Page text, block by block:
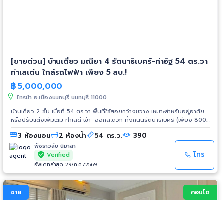
[ขายด่วน] บ้านเดี่ยว มณียา 4 รัตนาธิเบศร์-ท่าอิฐ 54 ตร.วา
ทำเลเด่น ใกล้รถไฟฟ้า เพียง 5 ลบ.!
฿5,000,000
ไทรม้า อ.เมืองนนทบุรี นนทบุรี 11000
บ้านเดี่ยว 2 ชั้น เนื้อที่ 54 ตร.วา พื้นที่ใช้สอยกว้างขวาง เหมาะสำหรับอยู่อาศัย
หรือปรับแต่งเพิ่มเติม ทำเลดี เข้า–ออกสะดวก ทั้งถนนรัตนาธิเบศร์ (เพียง 800
ม.) และถนนรัตนาธิเบศร์–ท่าอิฐ (1.2 กม.) 🌟 จุดเด่นทำเล ใกล้ MRT สายสีม่วง :
🚉 สถานีไทรม้า เพียง 1.1 กม. 🚉 สถานีท่าอิฐ เพียง 1.5 กม. รายล้อมด้วยสิ่ง
อำนวยความสะดวกครบครัน เช่น 🛍 ห้างสรรพสินค้า เซ็นทรัล เวสต์เกต 2.2 กม.
🏫 สถานศึกษา และโรงพยาบาลในพื้นที่ 📍 ที่ตั้ง โครงการมณียา 4 ซอย 1 ถนน
รัตนาธิเบศร์–ท่าอิฐ นนทบุรี คลิกดูแผนที่ Google Maps
https://www.google.com/maps/place/13%C2%B052'39.7%22N+100%C
2%B027'52.7%22E
3 ห้องนอน 2 ห้องน้ำ 54 ตร.ว. 390
พัชราวลัย นิมาลา
Verified
อัพเดทล่าสุด 29/ก.ค./2569
โทร
ขาย
คอนโด